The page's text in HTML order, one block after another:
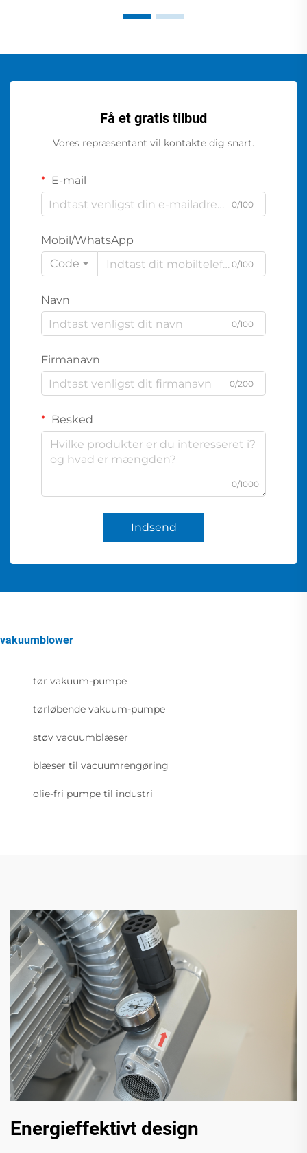
Få et gratis tilbud
Vores repræsentant vil kontakte dig snart.
E-mail
0/100
Mobil/WhatsApp
Code
0/100
Navn
0/100
Firmanavn
0/200
Besked
0/1000
Indsend
vakuumblower
tør vakuum-pumpe
tørløbende vakuum-pumpe
støv vacuumblæser
blæser til vacuumrengøring
olie-fri pumpe til industri
Energieffektivt design